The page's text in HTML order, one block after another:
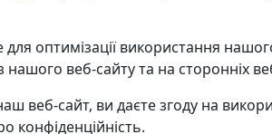
оптимізації використання
веб-сайту та на сторонніх
веб-сайт, ви даєте згоду на
конфіденційність.